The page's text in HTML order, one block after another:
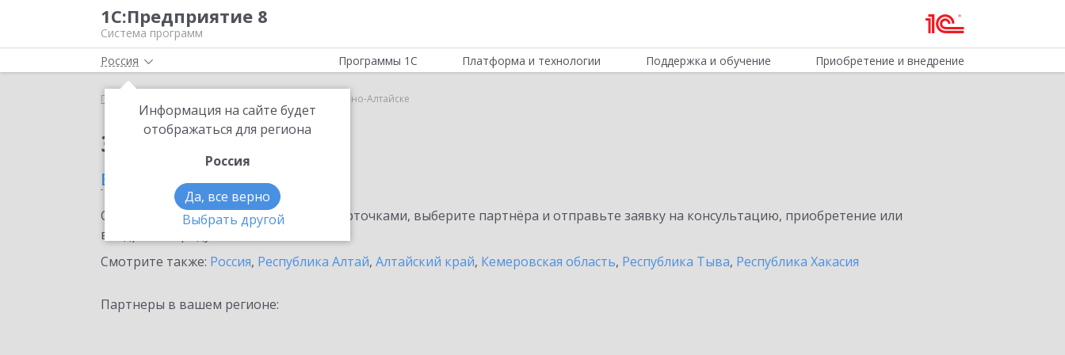
1С:Предприятие 8
Система программ
Россия
Информация на сайте будет
отображаться для региона
Россия
Да, все верно
Выбрать другой
Программы 1С Платформа и технологии Поддержка и обучение Приобретение и внедрение
Главная ЮKassa в Горно-Алтайске
Заказать ЮKassa
в Горно-Алтайске
Ознакомьтесь с информационными карточками, выберите партнёра и отправьте заявку на консультацию, приобретение или
внедрение продукта.
Смотрите также: Россия, Республика Алтай, Алтайский край, Кемеровская область, Республика Тыва, Республика Хакасия
Партнеры в вашем регионе: